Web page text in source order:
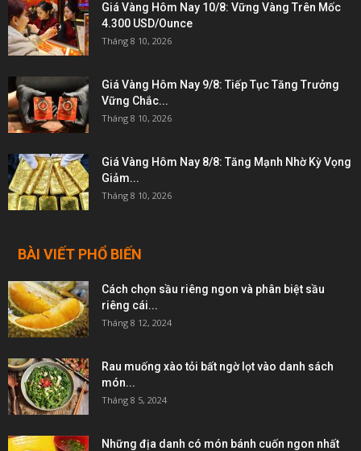
Giá Vàng Hôm Nay 10/8: Vững Vàng Trên Mốc
4.300 USD/Ounce
Tháng 8 10, 2026
Giá Vàng Hôm Nay 9/8: Tiếp Tục Tăng Trưởng
Vững Chắc...
Tháng 8 10, 2026
Giá Vàng Hôm Nay 8/8: Tăng Mạnh Nhờ Kỳ Vọng
Giảm...
Tháng 8 10, 2026
BÀI VIẾT PHỔ BIẾN
Cách chọn sầu riêng ngon và phân biệt sầu
riêng cái...
Tháng 8 12, 2024
Rau muống xào tỏi bất ngờ lọt vào danh sách
món...
Tháng 8 5, 2024
Những địa danh có món bánh cuốn ngon nhất